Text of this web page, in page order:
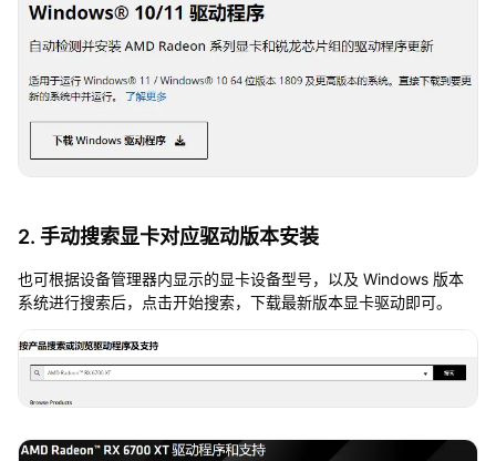
2. 手动搜索显卡对应驱动版本安装
也可根据设备管理器内显示的显卡设备型号，以及 Windows 版本
系统进行搜索后，点击开始搜索，下载最新版本显卡驱动即可。